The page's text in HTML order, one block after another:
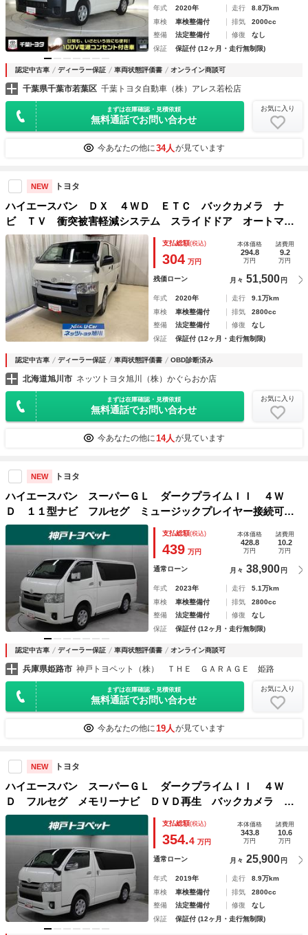
年式 2020年 走行
8.8万km
車検
車検整備付 排気
2000cc
整備
法定整備付 修復
なし
保証
保証付 (12ヶ月・走行無制限)
認定中古車 ディーラー保証 車両状態評価書 オンライン商談可
千葉県千葉市若葉区 千葉トヨタ自動車（株）アレス若松店
まずは在庫確認・見積依頼
無料通話でお問い合わせ
お気に入り
今あなたの他に34人 が見ています
NEW トヨタ
ハイエースバン ＤＸ ４ＷＤ ＥＴＣ バックカメラ ナ
ビ ＴＶ 衝突被害軽減システム スライドドア オートマチ
ックハイビーム キーレスエントリー 電動格納ミラー Ａ
Ｔ ＣＤ ミュージックプレイヤー接続可 Ｂｌｕｅｔｏｏｔ
ｈ
支払総額(税込)
304 万円
本体価格
294.8
万円
諸費用
9.2
万円
残価ローン 月々 51,500 円
年式 2020年 走行
9.1万km
車検
車検整備付 排気
2800cc
整備
法定整備付 修復
なし
保証
保証付 (12ヶ月・走行無制限)
認定中古車 ディーラー保証 車両状態評価書 OBD診断済み
北海道旭川市 ネッツトヨタ旭川（株）かぐらおか店
まずは在庫確認・見積依頼
無料通話でお問い合わせ
お気に入り
今あなたの他に 14人 が見ています
NEW トヨタ
ハイエースバン スーパーＧＬ ダークプライムＩＩ ４Ｗ
Ｄ １１型ナビ フルセグ ミュージックプレイヤー接続可
全周囲カメラ ＥＴＣ ドラレコ スマートキー ＬＥＤヘッ
ドライト ＰＫＳＢ ＴＳＳ
支払総額(税込)
439 万円
本体価格
428.8
万円
諸費用
10.2
万円
通常ローン 月々 38,900 円
年式 2023年 走行
5.1万km
車検
車検整備付 排気
2800cc
整備
法定整備付 修復
なし
保証
保証付 (12ヶ月・走行無制限)
認定中古車 ディーラー保証 車両状態評価書 オンライン商談可
兵庫県姫路市 神戸トヨペット（株） ＴＨＥ ＧＡＲＡＧＥ 姫路
まずは在庫確認・見積依頼
無料通話でお問い合わせ
お気に入り
今あなたの他に 19人 が見ています
NEW トヨタ
ハイエースバン スーパーＧＬ ダークプライムＩＩ ４Ｗ
Ｄ フルセグ メモリーナビ ＤＶＤ再生 バックカメラ Ｅ
ＴＣ 両側電動スライド ＬＥＤヘッドランプ ディーゼル
支払総額(税込)
354.4 万円
本体価格
343.8
万円
諸費用
10.6
万円
通常ローン 月々 25,900 円
年式 2019年 走行
8.9万km
車検
車検整備付 排気
2800cc
整備
法定整備付 修復
なし
保証
保証付 (12ヶ月・走行無制限)